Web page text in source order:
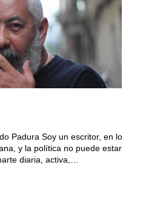
Padura Soy un escritor, en lo
y la política no puede estar
diaria, activa,…